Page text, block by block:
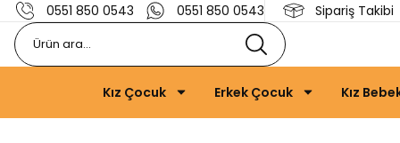
0551 850 0543 0551 850 0543 Sipariş Takibi
Kız Çocuk Erkek Çocuk Kız